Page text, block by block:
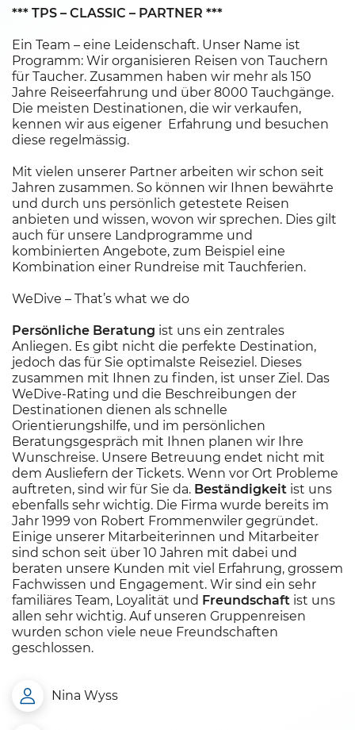
*** TPS – CLASSIC – PARTNER ***
Ein Team – eine Leidenschaft. Unser Name ist
Programm: Wir organisieren Reisen von Tauchern
für Taucher. Zusammen haben wir mehr als 150
Jahre Reiseerfahrung und über 8000 Tauchgänge.
Die meisten Destinationen, die wir verkaufen,
kennen wir aus eigener Erfahrung und besuchen
diese regelmässig.
Mit vielen unserer Partner arbeiten wir schon seit
Jahren zusammen. So können wir Ihnen bewährte
und durch uns persönlich getestete Reisen
anbieten und wissen, wovon wir sprechen. Dies gilt
auch für unsere Landprogramme und
kombinierten Angebote, zum Beispiel eine
Kombination einer Rundreise mit Tauchferien.
WeDive – That’s what we do
Persönliche Beratung ist uns ein zentrales
Anliegen. Es gibt nicht die perfekte Destination,
jedoch das für Sie optimalste Reiseziel. Dieses
zusammen mit Ihnen zu finden, ist unser Ziel. Das
WeDive-Rating und die Beschreibungen der
Destinationen dienen als schnelle
Orientierungshilfe, und im persönlichen
Beratungsgespräch mit Ihnen planen wir Ihre
Wunschreise. Unsere Betreuung endet nicht mit
dem Ausliefern der Tickets. Wenn vor Ort Probleme
auftreten, sind wir für Sie da. Beständigkeit ist uns
ebenfalls sehr wichtig. Die Firma wurde bereits im
Jahr 1999 von Robert Frommenwiler gegründet.
Einige unserer Mitarbeiterinnen und Mitarbeiter
sind schon seit über 10 Jahren mit dabei und
beraten unsere Kunden mit viel Erfahrung, grossem
Fachwissen und Engagement. Wir sind ein sehr
familiäres Team, Loyalität und Freundschaft ist uns
allen sehr wichtig. Auf unseren Gruppenreisen
wurden schon viele neue Freundschaften
geschlossen.
Nina Wyss